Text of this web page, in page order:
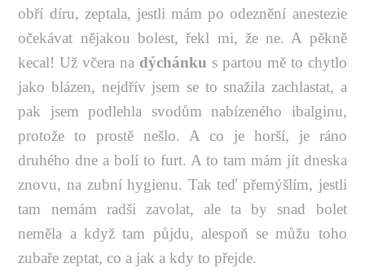
obří díru, zeptala, jestli mám po odeznění anestezie
očekávat nějakou bolest, řekl mi, že ne. A pěkně
kecal! Už včera na dýchánku s partou mě to chytlo
jako blázen, nejdřív jsem se to snažila zachlastat, a
pak jsem podlehla svodům nabízeného ibalginu,
protože to prostě nešlo. A co je horší, je ráno
druhého dne a bolí to furt. A to tam mám jít dneska
znovu, na zubní hygienu. Tak teď přemýšlím, jestli
tam nemám radši zavolat, ale ta by snad bolet
neměla a když tam půjdu, alespoň se můžu toho
zubaře zeptat, co a jak a kdy to přejde.